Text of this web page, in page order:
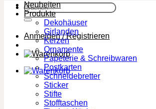
Suchen
nach:
Anmelden / Registrieren
Neuheiten
Produkte
Dekohäuser
Girlanden
Kerzen
Ornamente
Papeterie & Schreibwaren
Postkarten
Schneidebretter
Sticker
Stifte
Stofftaschen